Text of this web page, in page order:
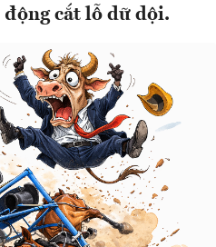
cắt lỗ dữ dội.